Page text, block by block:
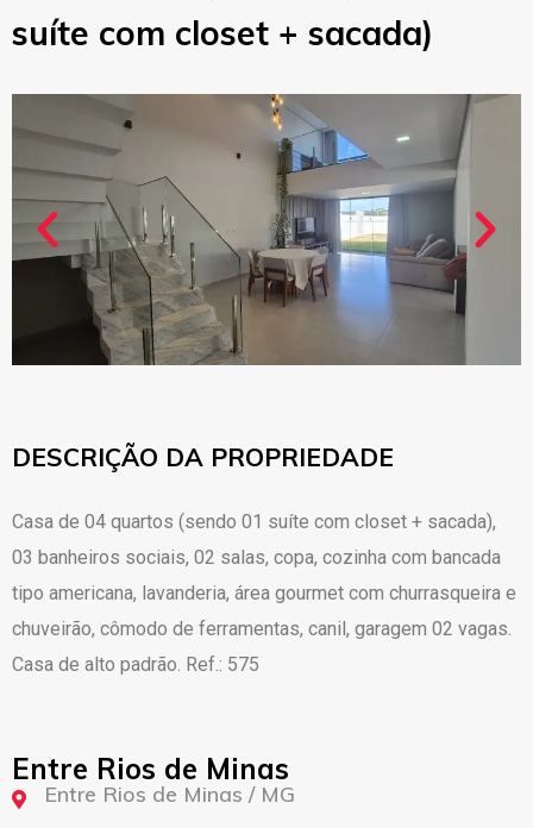
suíte com closet + sacada)
DESCRIÇÃO DA PROPRIEDADE
Casa de 04 quartos (sendo 01 suíte com closet + sacada),
03 banheiros sociais, 02 salas, copa, cozinha com bancada
tipo americana, lavanderia, área gourmet com churrasqueira e
chuveirão, cômodo de ferramentas, canil, garagem 02 vagas.
Casa de alto padrão. Ref.: 575
Entre Rios de Minas
Entre Rios de Minas / MG